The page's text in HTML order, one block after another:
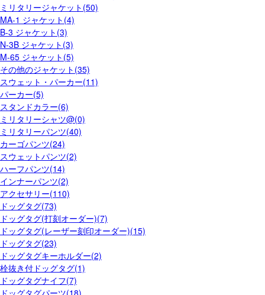
ミリタリージャケット(50)
MA-1 ジャケット(4)
B-3 ジャケット(3)
N-3B ジャケット(3)
M-65 ジャケット(5)
その他のジャケット(35)
スウェット・パーカー(11)
パーカー(5)
スタンドカラー(6)
ミリタリーシャツ@(0)
ミリタリーパンツ(40)
カーゴパンツ(24)
スウェットパンツ(2)
ハーフパンツ(14)
インナーパンツ(2)
アクセサリー(110)
ドッグタグ(73)
ドッグタグ(打刻オーダー)(7)
ドッグタグ(レーザー刻印オーダー)(15)
ドッグタグ(23)
ドッグタグキーホルダー(2)
栓抜き付ドッグタグ(1)
ドッグタグナイフ(7)
ドッグタグパーツ(18)